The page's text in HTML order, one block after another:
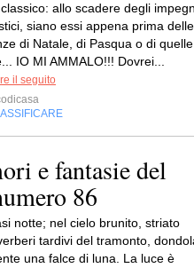
allo scadere degli
siano essi appena prima delle
di Natale, di Pasqua o di quelle
IO MI AMMALO!!! Dovrei...
il seguito
e fantasie del
86
notte; nel cielo brunito, striato
tardivi del tramonto,
una falce di luna. La luce è